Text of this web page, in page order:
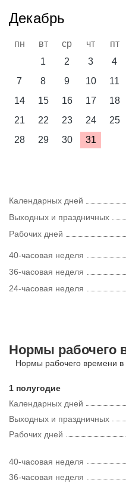
Декабрь
пн вт ср чт пт
1
2 3 4
7
8 9 10 11
14
15 16 17 18
21
22 23 24 25
28
29 30 31
Календарных дней
Выходных и праздничных
Рабочих дней
40-часовая неделя
36-часовая неделя
24-часовая неделя
Нормы рабочего
Нормы рабочего времени в
1 полугодие
Календарных дней
Рабочих дней
Выходных и праздничных
40-часовая неделя
36-часовая неделя